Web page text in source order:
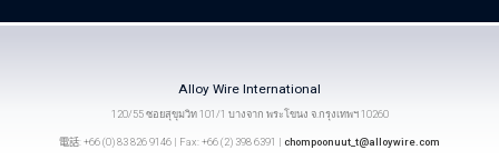
Alloy Wire International
120/55 ซอยสุขุมวิท 101/1 บางจาก พระโขนง จ.กรุงเทพฯ 10260
電話: +66 (0) 83 826 9146 | Fax: +66 (2) 398 6391 | chompoonuut_t@alloywire.com